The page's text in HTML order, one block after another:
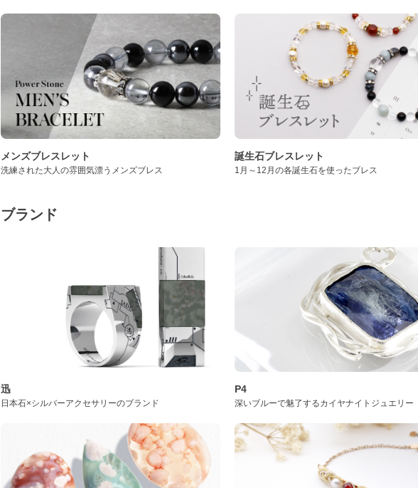
メンズブレスレット
洗練された大人の雰囲気漂うメンズブレス
誕生石ブレスレット
1月～12月の各誕生石を使ったブレス
ブランド
迅
日本石×シルバーアクセサリーのブランド
P4
深いブルーで魅了するカイヤナイトジュエリー